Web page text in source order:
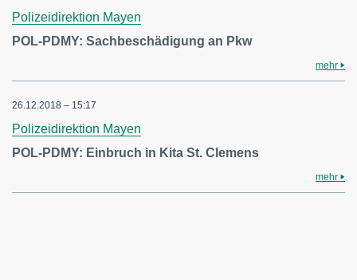
Polizeidirektion Mayen
POL-PDMY: Sachbeschädigung an Pkw
mehr
26.12.2018 – 15:17
Polizeidirektion Mayen
POL-PDMY: Einbruch in Kita St. Clemens
mehr